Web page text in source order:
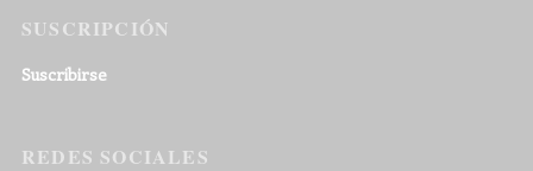
SUSCRIPCIÓN
Suscribirse
REDES SOCIALES